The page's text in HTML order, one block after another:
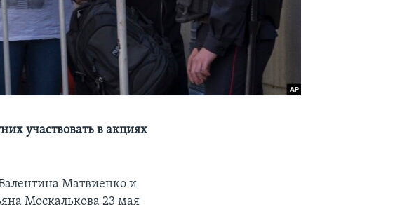
участвовать в акциях
Матвиенко и
Москалькова 23 мая